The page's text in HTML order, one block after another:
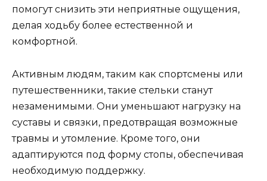
помогут снизить эти неприятные ощущения,
делая ходьбу более естественной и
комфортной.
Активным людям, таким как спортсмены или
путешественники, такие стельки станут
незаменимыми. Они уменьшают нагрузку на
суставы и связки, предотвращая возможные
травмы и утомление. Кроме того, они
адаптируются под форму стопы, обеспечивая
необходимую поддержку.